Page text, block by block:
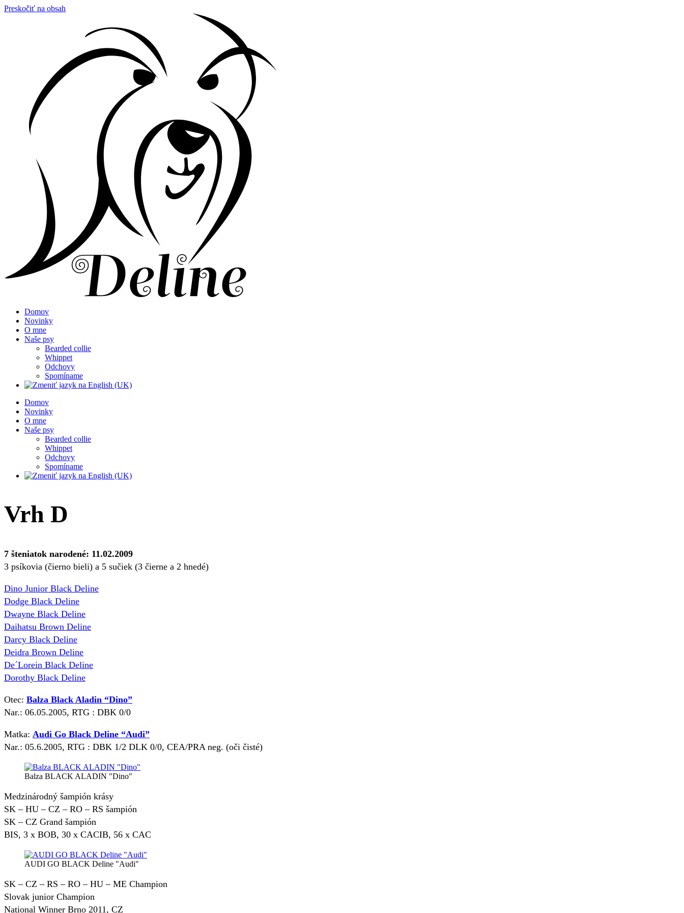
Preskočiť na obsah
Domov
Novinky
O mne
Naše psy
Bearded collie
Whippet
Odchovy
Spomíname
Domov
Novinky
O mne
Naše psy
Bearded collie
Whippet
Odchovy
Spomíname
Vrh D
7 šteniatok narodené: 11.02.2009
3 psíkovia (čierno bieli) a 5 sučiek (3 čierne a 2 hnedé)
Dino Junior Black Deline
Dodge Black Deline
Dwayne Black Deline
Daihatsu Brown Deline
Darcy Black Deline
Deidra Brown Deline
De´Lorein Black Deline
Dorothy Black Deline
Otec: Balza Black Aladin “Dino”
Nar.: 06.05.2005, RTG : DBK 0/0
Matka: Audi Go Black Deline “Audi”
Nar.: 05.6.2005, RTG : DBK 1/2 DLK 0/0, CEA/PRA neg. (oči čisté)
Balza BLACK ALADIN "Dino"
Medzinárodný šampión krásy
SK – HU – CZ – RO – RS šampión
SK – CZ Grand šampión
BIS, 3 x BOB, 30 x CACIB, 56 x CAC
AUDI GO BLACK Deline "Audi"
SK – CZ – RS – RO – HU – ME Champion
Slovak junior Champion
National Winner Brno 2011, CZ